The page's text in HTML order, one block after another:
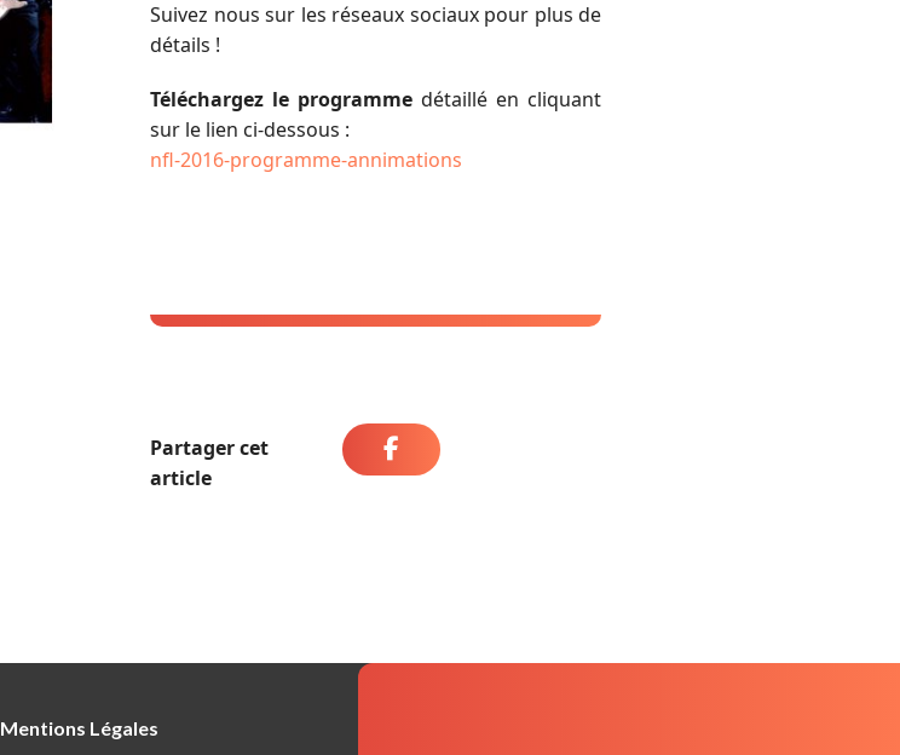
Suivez nous sur les réseaux sociaux pour plus de
détails !
Téléchargez le programme détaillé en cliquant
sur le lien ci-dessous :
nfl-2016-programme-annimations
Partager cet
article
Mentions Légales